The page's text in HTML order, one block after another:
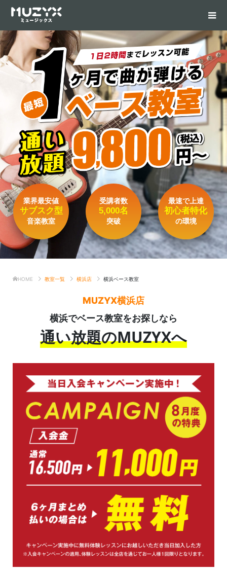
業界最安値
サブスク型
音楽教室
受講者数
5,000名
突破
最速で上達
初心者特化
の環境
HOME 教室一覧 横浜店 横浜ベース教室
MUZYX横浜店
横浜でベース教室をお探しなら
通い放題のMUZYXへ